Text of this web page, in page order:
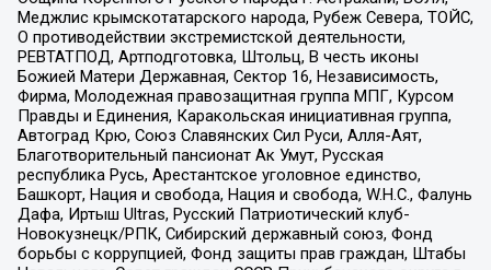
Меджлис крымскотатарского народа, Рубеж Севера, ТОЙС,
О противодействии экстремистской деятельности,
РЕВТАТПОД, Артподготовка, Штольц, В честь иконы
Божией Матери Державная, Сектор 16, Независимость,
Фирма, Молодежная правозащитная группа МПГ, Курсом
Правды и Единения, Каракольская инициативная группа,
Автоград Крю, Союз Славянских Сил Руси, Алля-Аят,
Благотворительный пансионат Ак Умут, Русская
республика Русь, Арестантское уголовное единство,
Башкорт, Нация и свобода, Нация и свобода, W.H.С., Фалунь
Дафа, Иртыш Ultras, Русский Патриотический клуб-
Новокузнецк/РПК, Сибирский державный союз, Фонд
борьбы с коррупцией, Фонд защиты прав граждан, Штабы